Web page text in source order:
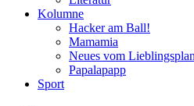
Kolumne
Hacker am Ball!
Mamamia
Neues vom
Papalapapp
Sport